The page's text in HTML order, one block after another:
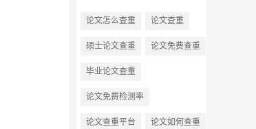
论文怎么查重 论文查重
硕士论文查重 论文免费查重
毕业论文查重
论文免费检测率
论文查重平台 论文如何查重